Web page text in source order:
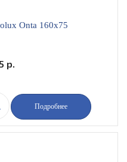
Onta 160х75
р.
Подробнее